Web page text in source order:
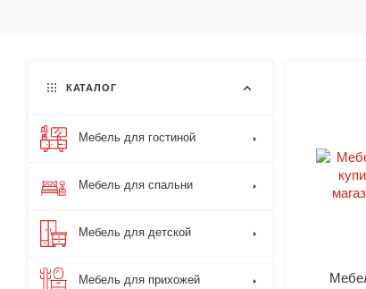
КАТАЛОГ
Мебель для гостиной
Мебель для спальни
Мебель для детской
Мебель для прихожей